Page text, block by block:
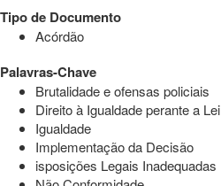
Tipo de Documento
Acórdão
Palavras-Chave
Brutalidade e ofensas policiais
Direito à Igualdade perante a Lei
Igualdade
Implementação da Decisão
isposições Legais Inadequadas